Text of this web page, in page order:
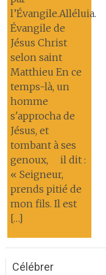
l’Évangile.Alléluia.
Évangile de
Jésus Christ
selon saint
Matthieu En ce
temps-là, un
homme
s'approcha de
Jésus, et
tombant à ses
genoux, il dit :
« Seigneur,
prends pitié de
mon fils. Il est
[…]
Célébrer